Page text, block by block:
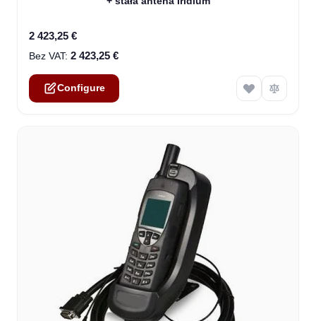
2 423,25 €
2 423,25 €
Configure